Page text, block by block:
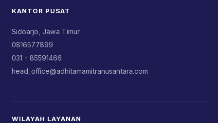
KANTOR PUSAT
Sidoarjo, Jawa Timur
0816577899
031 - 85591466
head_office@adhitamamitranusantara.com
WILAYAH LAYANAN